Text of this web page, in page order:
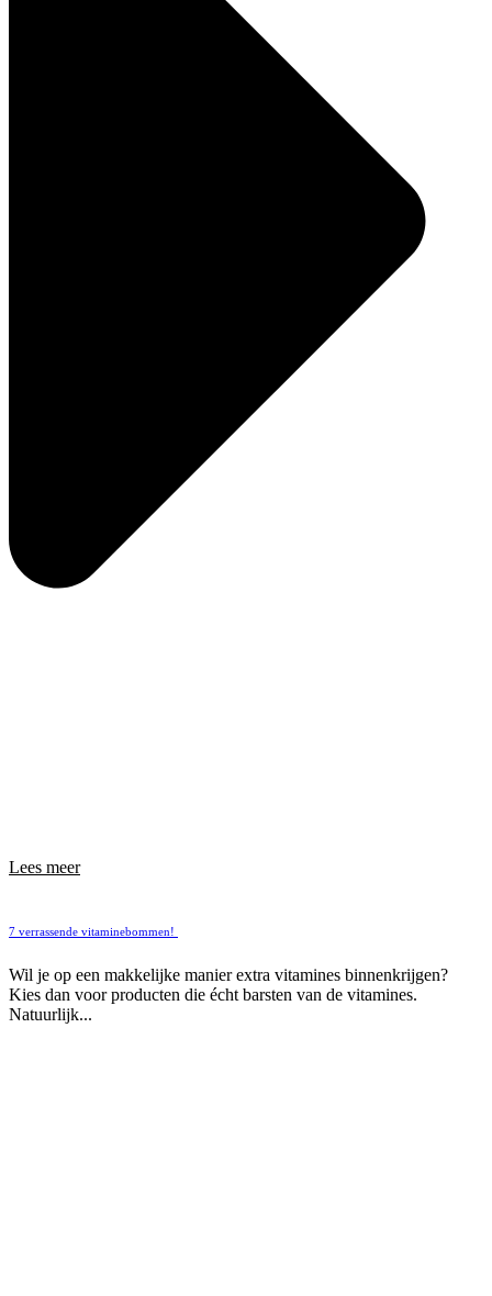
Lees meer
7 verrassende vitaminebommen!
Wil je op een makkelijke manier extra vitamines binnenkrijgen?
Kies dan voor producten die écht barsten van de vitamines.
Natuurlijk...